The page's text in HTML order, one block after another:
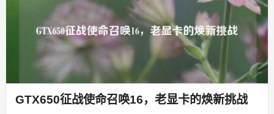
GTX650征战使命召唤16，老显卡的焕新挑战